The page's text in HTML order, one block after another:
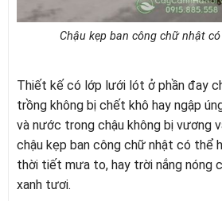
Chậu kẹp ban công chữ nhật
Thiết kế có lớp lưới lót ở phần đay
trồng không bị chết khô hay ngập
và nước trong chậu không bị vương
chậu kẹp ban công chữ nhật có thể
thời tiết mưa to, hay trời nắng nóng
xanh tươi.